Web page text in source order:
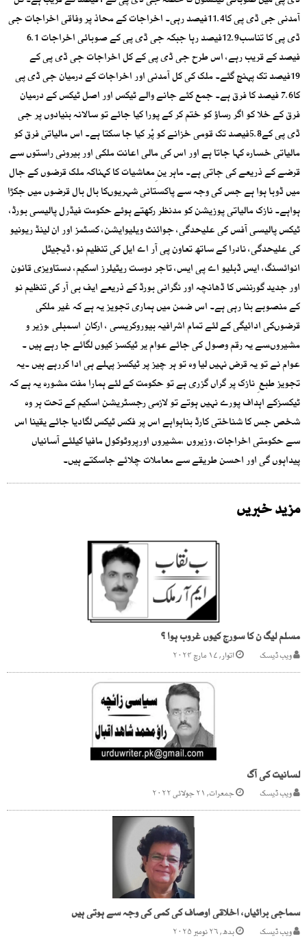
آمدنی جی ڈی پی کا11.4فیصد رہی۔ اخراجات کے محاذ پر وفاقی اخراجات جی
ڈی پی کا تناسب12.9فیصد رہا جبکہ جی ڈی پی کے صوبائی اخراجات 6.1
فیصد کے قریب رہے، اس طرح جی ڈی پی کے کل اخراجات جی ڈی پی کے
19فیصد تک پہنچ گئے۔ ملک کی کل آمدنی اور اخراجات کے درمیان جی ڈی پی
کا7.6 فیصد کا فرق ہے۔ جمع کئے جانے والے ٹیکس اور اصل ٹیکس کے درمیان
فرق کے خلا کو اگر رساؤ کو ختم کر کے پورا کیا جائے تو سالانہ بنیادوں پر جی
ڈی پی کے5.8فیصد تک قومی خزانے کو پْر کیا جا سکتا ہے۔ اس مالیاتی فرق کو
مالیاتی خسارہ کہا جاتا ہے اور اس کی مالی اعانت ملکی اور بیرونی راستوں سے
قرضے کے ذریعے کی جاتی ہے۔ ماہر ین ِمعاشیات کا کہناکہ ملک قرضوں کے جال
میں ڈوبا ہوا ہے جس کی وجہ سے پاکستانی شہریوںکا بال بال قرضوں میں جکڑا
ہواہے۔ نازک مالیاتی پوزیشن کو مدنظر رکھتے ہوئے حکومت فیڈرل پالیسی بورڈ،
ٹیکس پالیسی آفس کی علیحدگی، جوائنٹ ویلیوایشن، کسٹمز اور ان لینڈ ریونیو
کی علیحدگی، نادرا کے ساتھ تعاون پی آر اے ایل کی تنظیم نو، ڈیجیٹل
انوائسنگ، ایس ڈبلیو اے پی ایس، تاجر دوست ریٹیلرز اسکیم، دستاویزی قانون
اور جدید گورننس کا ڈھانچہ اور نگرانی بورڈ کے ذریعے ایف بی آر کی تنظیم نو
کے منصوبے بنا رہی ہے۔ اس ضمن میں ہماری تجویز یہ ہے کہ غیر ملکی
قرضوںکی ادائیگی کے لئے تمام اشرافیہ بیوروکریسی ، ارکان ِ اسمبلی ،وزیر و
مشیروںسے یہ رقم وصول کی جائے عوام یر ٹیکسز کیوں لگائے جا رہے ہیں ۔
عوام نے تو یہ قرض نہیں لیا وہ تو ہر چیز پر ٹیکسز پہلے ہی ادا کررہے ہیں ۔یہ
تجویز طبع ِ نازک پر گراں گزری ہے تو حکومت کے لئے ہمارا مفت مشورہ یہ ہے کہ
ٹیکسزکے اہداف پورے نہیں ہوتے تو لازمی رجسٹریشن اسکیم کے تحت ہر وہ
شخص جس کا شناختی کارڈ بناہواہے اس پر فکس ٹیکس لگادیا جائے یقینا اس
سے حکومتی اخراجات، وزیروں ،مشیروں اورپروٹوکول مافیا کیلئے آسانیاں
پیداہوں گی اور احسن طریقے سے معاملات چلائے جاسکتے ہیں۔
مزید خبریں
مسلم لیگ ن کا سورج کیوں غروب ہوا ؟
ویب ڈیسک اتوار, ۱۷ مارچ ۲۰۲۴
لسانیت کی آگ
ویب ڈیسک جمعرات, ۲۱ جولائی ۲۰۲۲
سماجی برائیاں، اخلاقی اوصاف کی کمی کی وجہ سے ہوتی ہیں
ویب ڈیسک بدھ, ۲۶ نومبر ۲۰۲۵